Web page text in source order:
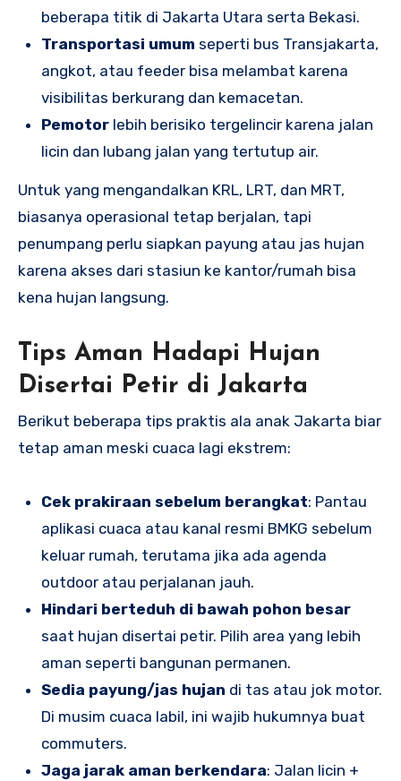
beberapa titik di Jakarta Utara serta Bekasi.
Transportasi umum seperti bus Transjakarta,
angkot, atau feeder bisa melambat karena
visibilitas berkurang dan kemacetan.
Pemotorlebih berisiko tergelincir karena jalan
licin dan lubang jalan yang tertutup air.
Untuk yang mengandalkan KRL, LRT, dan MRT,
biasanya operasional tetap berjalan, tapi
penumpang perlu siapkan payung atau jas hujan
karena akses dari stasiun ke kantor/rumah bisa
kena hujan langsung.
Tips Aman Hadapi Hujan
Disertai Petir di Jakarta
Berikut beberapa tips praktis ala anak Jakarta biar
tetap aman meski cuaca lagi ekstrem:
Cek prakiraan sebelum berangkat: Pantau
aplikasi cuaca atau kanal resmi BMKG sebelum
keluar rumah, terutama jika ada agenda
outdoor atau perjalanan jauh.
Hindari berteduh di bawah pohon besar
saat hujan disertai petir. Pilih area yang lebih
aman seperti bangunan permanen.
Sedia payung/jas hujan di tas atau jok motor.
Di musim cuaca labil, ini wajib hukumnya buat
commuters.
Jaga jarak aman berkendara: Jalan licin +